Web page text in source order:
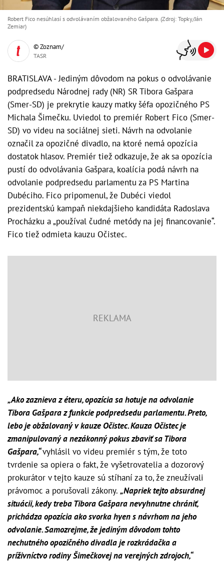
Robert Fico nesúhlasí s odvolávaním obžalovaného Gašpara. (Zdroj: Topky/Ján
Zemiar)
© Zoznam/
TASR
BRATISLAVA - Jediným dôvodom na pokus o odvolávanie
podpredsedu Národnej rady (NR) SR Tibora Gašpara
(Smer-SD) je prekrytie kauzy matky šéfa opozičného PS
Michala Šimečku. Uviedol to premiér Robert Fico (Smer-
SD) vo videu na sociálnej sieti. Návrh na odvolanie
označil za opozičné divadlo, na ktoré nemá opozícia
dostatok hlasov. Premiér tiež odkazuje, že ak sa opozícia
pustí do odvolávania Gašpara, koalícia podá návrh na
odvolanie podpredsedu parlamentu za PS Martina
Dubéciho. Fico pripomenul, že Dubéci viedol
prezidentskú kampaň niekdajšieho kandidáta Radoslava
Procházku a „používal čudné metódy na jej financovanie“.
Fico tiež odmieta kauzu Očistec.
„Ako zaznieva z éteru, opozícia sa hotuje na odvolanie
Tibora Gašpara z funkcie podpredsedu parlamentu. Preto,
lebo je obžalovaný v kauze Očistec. Kauza Očistec je
zmanipulovaný a nezákonný pokus zbaviť sa Tibora
Gašpara,“vyhlásil vo videu premiér s tým, že toto
tvrdenie sa opiera o fakt, že vyšetrovatelia a dozorový
prokurátor v tejto kauze sú stíhaní za to, že zneužívali
právomoc a porušovali zákony. „Napriek tejto absurdnej
situácii, kedy treba Tibora Gašpara nevyhnutne chrániť,
prichádza opozícia ako svorka hyen s návrhom na jeho
odvolanie. Samozrejme, že jediným dôvodom tohto
nechutného opozičného divadla je rozkrádačka a
príživníctvo rodiny Šimečkovej na verejných zdrojoch,“